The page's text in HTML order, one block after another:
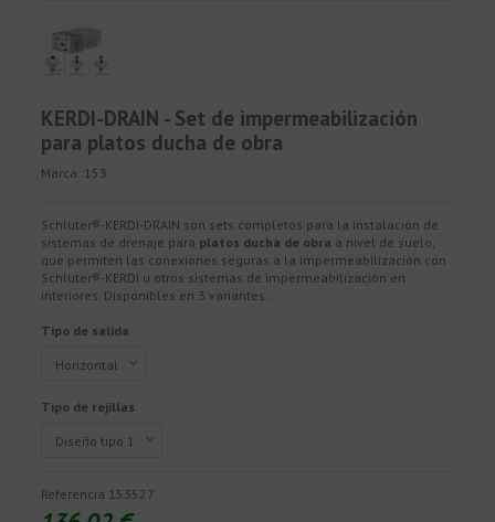
KERDI-DRAIN - Set de impermeabilización
para platos ducha de obra
Marca: 153
Schlüter®-KERDI-DRAIN son sets completos para la instalación de
sistemas de drenaje para platos ducha de obra a nivel de suelo,
que permiten las conexiones seguras a la impermeabilización con
Schlüter®-KERDI u otros sistemas de impermeabilización en
interiores. Disponibles en 3 variantes..
Tipo de salida
Tipo de rejillas
Referencia 153527